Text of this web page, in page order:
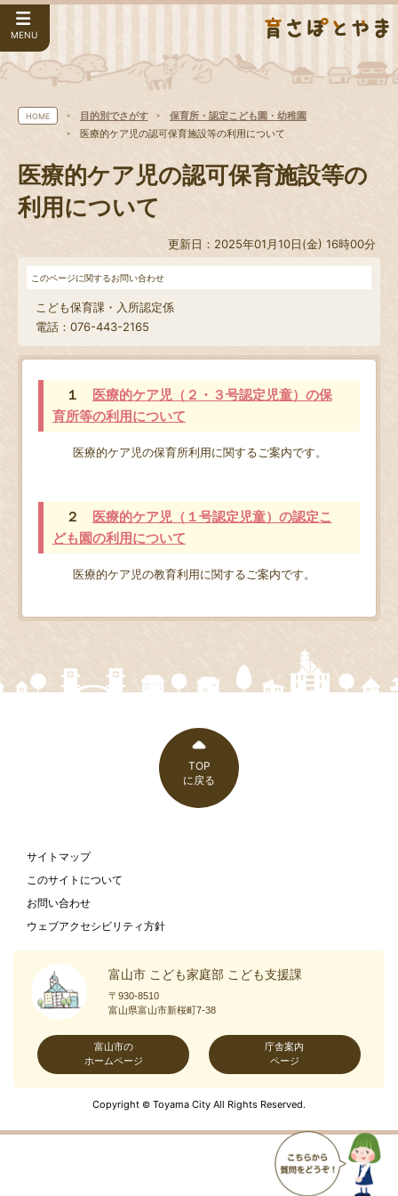
MENU
HOME 目的別でさがす
保育所・認定こども園・幼稚園
医療的ケア児の認可保育施設等の利用について
医療的ケア児の認可保育施設等の
利用について
更新日：2025年01月10日(金) 16時00分
このページに関するお問い合わせ
こども保育課・入所認定係
電話：076-443-2165
１ 医療的ケア児（２・３号認定児童）の保
育所等の利用について
医療的ケア児の保育所利用に関するご案内です。
２ 医療的ケア児（１号認定児童）の認定こ
ども園の利用について
医療的ケア児の教育利用に関するご案内です。
TOP
に戻る
サイトマップ
このサイトについて
お問い合わせ
ウェブアクセシビリティ方針
富山市 こども家庭部 こども支援課
〒930-8510
富山県富山市新桜町7-38
富山市の
ホームページ
庁舎案内
ページ
Copyright © Toyama City All Rights Reserved.